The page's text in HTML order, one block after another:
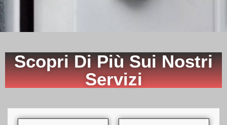
Scopri Di Più Sui Nostri
Servizi